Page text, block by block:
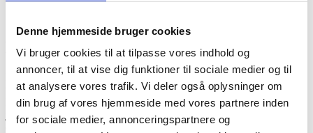
Denne hjemmeside bruger cookies
Vi bruger cookies til at tilpasse vores indhold og
annoncer, til at vise dig funktioner til sociale medier og til
at analysere vores trafik. Vi deler også oplysninger om
din brug af vores hjemmeside med vores partnere inden
for sociale medier, annonceringspartnere og
En anerkendelse, vi deler
Et kæmpestort tillykke til Claus Jørgen Larsen fra DMR A/S, som
vandt prisen. Og et varmt tillykke til Maria Møller og Leif Møller fra
LM Transport, Ans A/S – det var en fornøjelse at dele finalen med
jer. Tak til PwC, Nykredit og Dansk Erhverv for at sætte fokus på
de mange ejerledere, der hver dag løfter Danmark